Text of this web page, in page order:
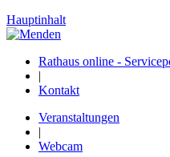
Hauptinhalt
Rathaus online -
|
Kontakt
Veranstaltungen
|
Webcam